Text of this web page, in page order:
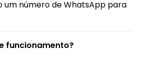
um número de WhatsApp para
funcionamento?